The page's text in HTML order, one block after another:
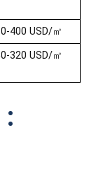
400 USD/㎡
320 USD/㎡